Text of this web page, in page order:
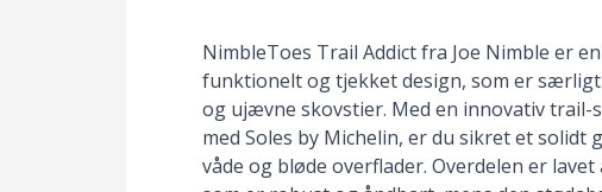
NimbleToes Trail Addict fra Joe Nimble er
funktionelt og tjekket design, som er
og ujævne skovstier. Med en innovativ trail-
med Soles by Michelin, er du sikret et solidt
våde og bløde overflader. Overdelen er